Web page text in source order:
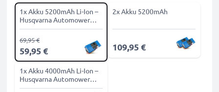
1x Akku 5200mAh Li-Ion –
Husqvarna Automower
320, 330, 420, 430, 450,
550 Series
59,95 €
69,95 €
2x Akku 5200mAh
109,95 €
1x Akku 4000mAh Li-Ion –
Husqvarna Automower
430X, 450X, 550